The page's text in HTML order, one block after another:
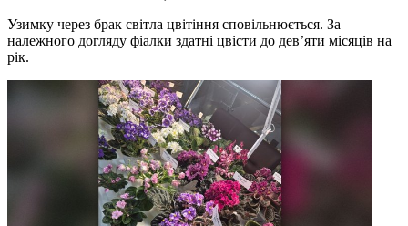
Узимку через брак світла цвітіння сповільнюється. За
належного догляду фіалки здатні цвісти до дев’яти місяців на
рік.